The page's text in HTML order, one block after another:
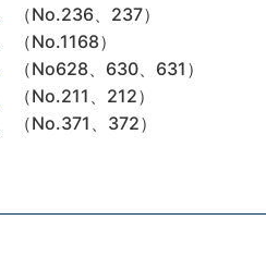
（No.236、237）
（No.1168）
（No628、630、631）
（No.211、212）
（No.371、372）